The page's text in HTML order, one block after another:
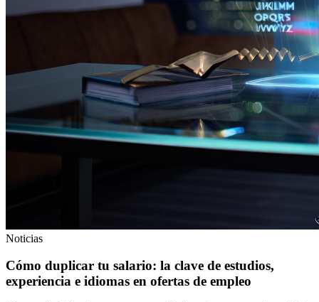
¿Todavía no sabes cuanto podría costar tu proyecto?
Noticias
Cómo duplicar tu salario: la clave de estudios,
experiencia e idiomas en ofertas de empleo